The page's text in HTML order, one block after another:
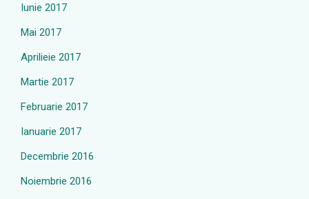
Iunie 2017
Mai 2017
Aprilieie 2017
Martie 2017
Februarie 2017
Ianuarie 2017
Decembrie 2016
Noiembrie 2016